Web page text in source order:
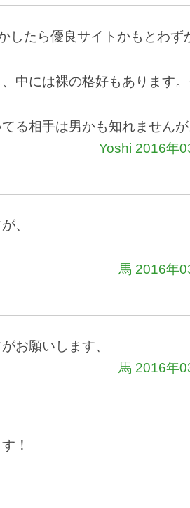
したら優良サイトかもとわず
中には裸の格好もあります
る相手は男かも知れませんが
Yoshi 2016年
、
馬 2016年
お願いします、
馬 2016年
！